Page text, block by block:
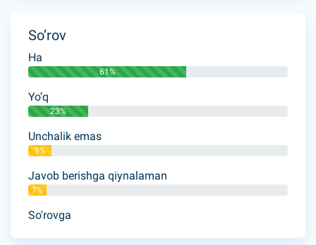
So’rov
Ha
61%
Yo’q
23%
Unchalik emas
9%
Javob berishga qiynalaman
7%
So'rovga